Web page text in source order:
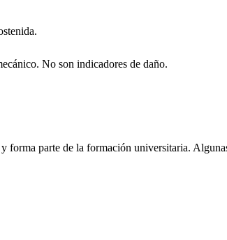
No son indicadores de daño.
forma parte de la formación universitaria.